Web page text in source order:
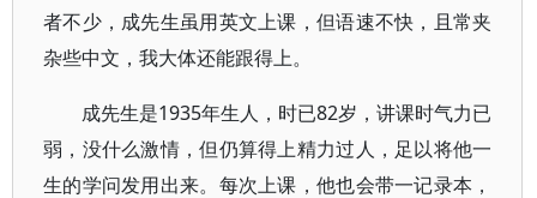
者不少，成先生虽用英文上课，但语速不快，且常夹
杂些中文，我大体还能跟得上。
成先生是1935年生人，时已82岁，讲课时气力已
弱，没什么激情，但仍算得上精力过人，足以将他一
生的学问发用出来。每次上课，他也会带一记录本，